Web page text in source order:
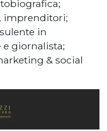
, imprenditori;
in
giornalista;
& social